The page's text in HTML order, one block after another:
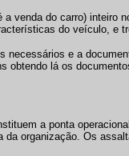
a venda do carro) inteiro
do veículo, e
necessários e a
obtendo lá os
a ponta
da organização. Os